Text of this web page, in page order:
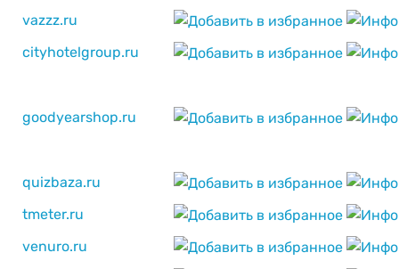
vazzz.ru
cityhotelgroup.ru
goodyearshop.ru
quizbaza.ru
tmeter.ru
venuro.ru